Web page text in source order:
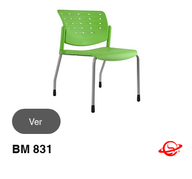
Ver
BM 831